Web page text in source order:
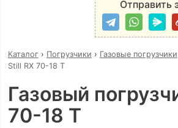
Отправить
Каталог› Погрузчики › Газовые погрузчики
Still RX 70-18 T
Газовый
70-18 T